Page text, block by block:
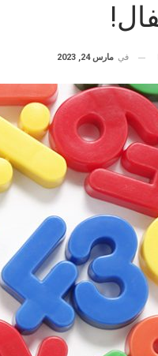
في مارس 24, 2023